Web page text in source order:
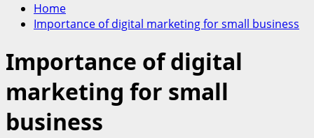
Home
Importance of digital marketing for small business
Importance of digital
marketing for small
business